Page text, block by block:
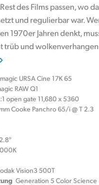
des Films passen, wo
und regulierbar war.
1970er Jahren denkt,
trüb und
URSA Cine 17K 65
RAW Q1
open gate 11,680 x 5360
Cooke Panchro 65/i @ T 2.3
Vision3 500T
Generation 5 Color Science